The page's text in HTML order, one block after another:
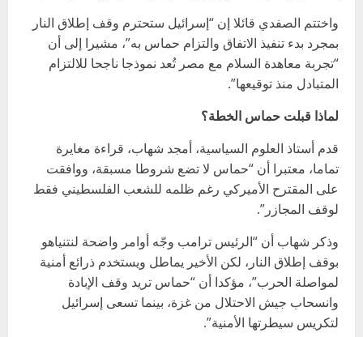
واختتم الصفدي قائلا إن “إسرائيل ستحترم وقف إطلاق النار
بمجرد بدء تنفيذ الاتفاق والتزام حماس به”، مشيرا إلى أن
“تجربة معاهدة السلام مع مصر تُعد نموذجا ناجحا للالتزام
المتبادل منذ توقيعها”.
لماذا قبلت حماس الخطة؟
قدم أستاذ العلوم السياسية، أمجد شهاب، قراءة مغايرة
تماما، معتبرا أن “حماس لا تضع شروطا مسبقة، ووافقت
على المقترح الأميركي رغم ظلمه للشعب الفلسطيني فقط
لوقف المجازر”.
وذكر شهاب أن “الرئيس ترامب وجّه أوامر واضحة لنتنياهو
بوقف إطلاق النار، لكن الأخير يماطل ويستخدم ذرائع أمنية
لمواصلة الحرب”، مؤكدا أن “حماس تريد وقف الإبادة
وانسحاب جيش الاحتلال من غزة، بينما تسعى إسرائيل
لتكريس سيطرتها الأمنية”.